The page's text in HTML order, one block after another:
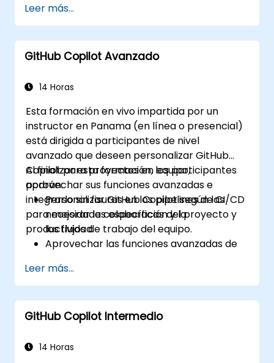
sugerencias generadas por IA.
Automatizar tareas de codificación
repetitivas y mejorar la eficiencia del flujo
de trabajo.
proyectos de aprendizaje automático en
Leer más...
GitHub Copilot Avanzado
14 Horas
Esta formación en vivo impartida por un
instructor en Panama (en línea o presencial)
está dirigida a participantes de nivel
avanzado que deseen personalizar GitHub
Copilot para proyectos en equipo,
aprovechar sus funciones avanzadas e
integrarlo sin fisuras en los pipelines de CI/CD
para mejorar la colaboración y la
productividad.
Al finalizar esta formación, los participantes
podrán:
Personalizar GitHub Copilot según las
necesidades específicas del proyecto y
los flujos de trabajo del equipo.
Aprovechar las funciones avanzadas de
programación.
Integrar GitHub Copilot en pipelines de
CI/CD y entornos colaborativos.
Optimizar la colaboración del equipo
inteligencia artificial.
Leer más...
GitHub Copilot Intermedio
14 Horas